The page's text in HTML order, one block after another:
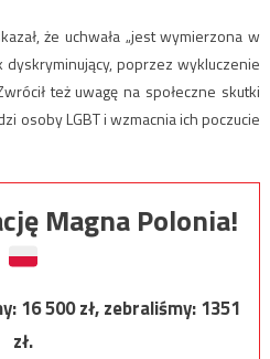
że uchwała „jest wymierzona w
dyskryminujący, poprzez wykluczenie
też uwagę na społeczne skutki
osoby LGBT i wzmacnia ich poczucie
Magna Polonia!
16 500zł, zebraliśmy:1351
zł.